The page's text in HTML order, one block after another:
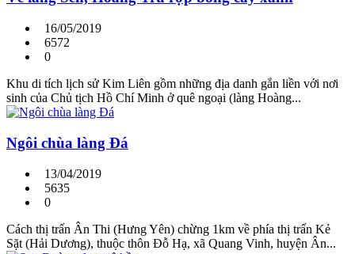
16/05/2019
6572
0
Khu di tích lịch sử Kim Liên gồm những địa danh gắn liền với nơi
sinh của Chủ tịch Hồ Chí Minh ở quê ngoại (làng Hoàng...
Ngôi chùa làng Đá
13/04/2019
5635
0
Cách thị trấn Ân Thi (Hưng Yên) chừng 1km về phía thị trấn Kẻ
Sặt (Hải Dương), thuộc thôn Đỗ Hạ, xã Quang Vinh, huyện Ân...